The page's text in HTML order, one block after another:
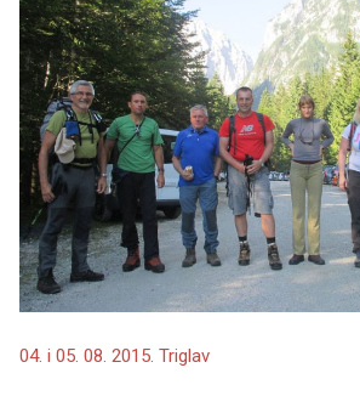
04. i 05. 08. 2015. Triglav